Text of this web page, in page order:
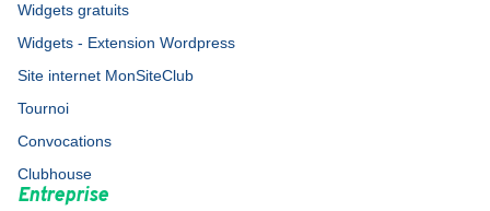
Widgets gratuits
Widgets - Extension Wordpress
Site internet MonSiteClub
Tournoi
Convocations
Clubhouse
Entreprise